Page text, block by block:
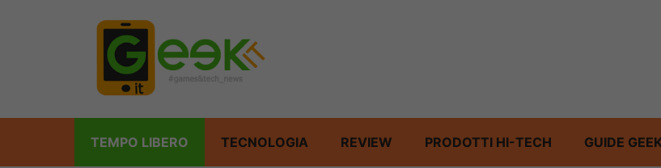
TEMPO LIBERO TECNOLOGIA REVIEW PRODOTTI HI-TECH GUIDE